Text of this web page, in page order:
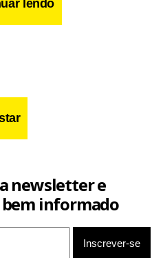
lendo
newsletter e
informado